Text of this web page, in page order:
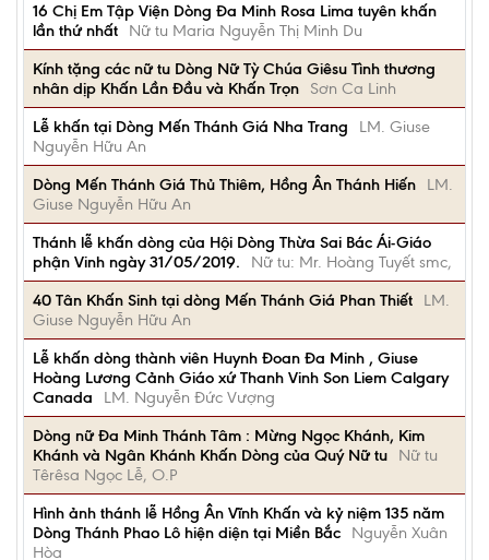
16 Chị Em Tập Viện Dòng Đa Minh Rosa Lima tuyên khấn
lần thứ nhất
Nữ tu Maria Nguyễn Thị Minh Du
Kính tặng các nữ tu Dòng Nữ Tỳ Chúa Giêsu Tình thương
nhân dịp Khấn Lần Đầu và Khấn Trọn
Sơn Ca Linh
Lễ khấn tại Dòng Mến Thánh Giá Nha Trang
LM. Giuse
Nguyễn Hữu An
Dòng Mến Thánh Giá Thủ Thiêm, Hồng Ân Thánh Hiến
LM.
Giuse Nguyễn Hữu An
Thánh lễ khấn dòng của Hội Dòng Thừa Sai Bác Ái-Giáo
phận Vinh ngày 31/05/2019.
Nữ tu: Mr. Hoàng Tuyết smc,
40 Tân Khấn Sinh tại dòng Mến Thánh Giá Phan Thiết
LM.
Giuse Nguyễn Hữu An
Lễ khấn dòng thành viên Huynh Đoan Đa Minh , Giuse
Hoàng Lương Cảnh Giáo xứ Thanh Vinh Son Liem Calgary
Canada
LM. Nguyễn Đức Vượng
Dòng nữ Đa Minh Thánh Tâm : Mừng Ngọc Khánh, Kim
Khánh và Ngân Khánh Khấn Dòng của Quý Nữ tu
Nữ tu
Têrêsa Ngọc Lễ, O.P
Hình ảnh thánh lễ Hồng Ân Vĩnh Khấn và kỷ niệm 135 năm
Dòng Thánh Phao Lô hiện diện tại Miền Bắc
Nguyễn Xuân
Hòa